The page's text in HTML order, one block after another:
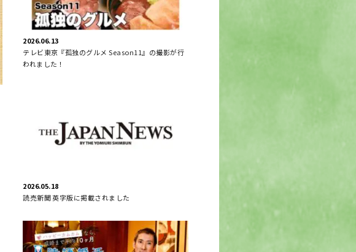
2026.06.13
テレビ東京『孤独のグルメ Season11』の撮影が行
われました！
2026.05.18
読売新聞 英字版に掲載されました